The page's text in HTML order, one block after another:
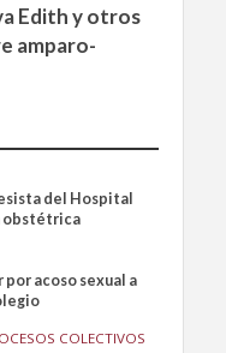
Edith y otros
amparo-
del Hospital
obstétrica
acoso sexual a
COLECTIVOS